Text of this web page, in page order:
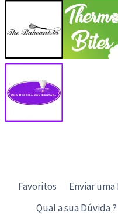
Favoritos Enviar
Qual a sua Dúvida ?